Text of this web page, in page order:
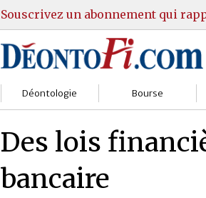
Souscrivez un abonnement qui
Déontologie
Institutions
Bourse
Des lois
bancaire